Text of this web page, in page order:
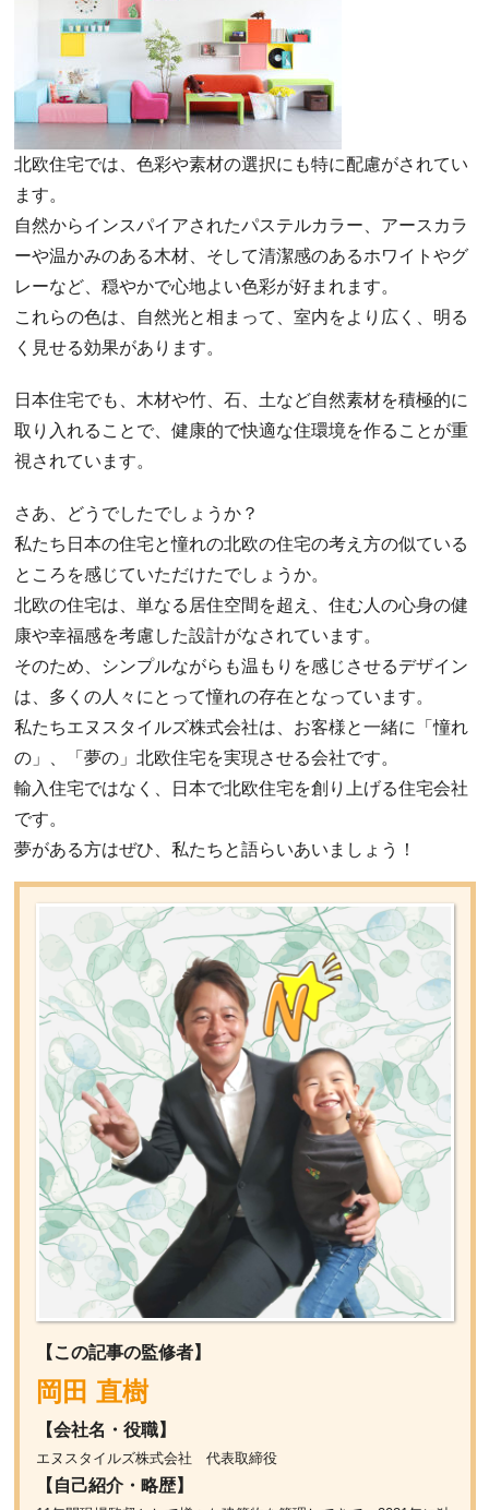
北欧住宅では、色彩や素材の選択にも特に配慮がされてい
ます。
自然からインスパイアされたパステルカラー、アースカラ
ーや温かみのある木材、そして清潔感のあるホワイトやグ
レーなど、穏やかで心地よい色彩が好まれます。
これらの色は、自然光と相まって、室内をより広く、明る
く見せる効果があります。
日本住宅でも、木材や竹、石、土など自然素材を積極的に
取り入れることで、健康的で快適な住環境を作ることが重
視されています。
さあ、どうでしたでしょうか？
私たち日本の住宅と憧れの北欧の住宅の考え方の似ている
ところを感じていただけたでしょうか。
北欧の住宅は、単なる居住空間を超え、住む人の心身の健
康や幸福感を考慮した設計がなされています。
そのため、シンプルながらも温もりを感じさせるデザイン
は、多くの人々にとって憧れの存在となっています。
私たちエヌスタイルズ株式会社は、お客様と一緒に「憧れ
の」、「夢の」北欧住宅を実現させる会社です。
輸入住宅ではなく、日本で北欧住宅を創り上げる住宅会社
です。
夢がある方はぜひ、私たちと語らいあいましょう！
【この記事の監修者】
岡田 直樹
【会社名・役職】
エヌスタイルズ株式会社 代表取締役
【自己紹介・略歴】